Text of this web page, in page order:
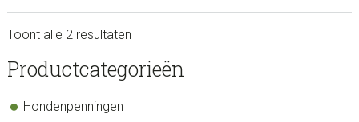
Toont alle 2 resultaten
sidebar
Store
Productcategorieën
Hondenpenningen